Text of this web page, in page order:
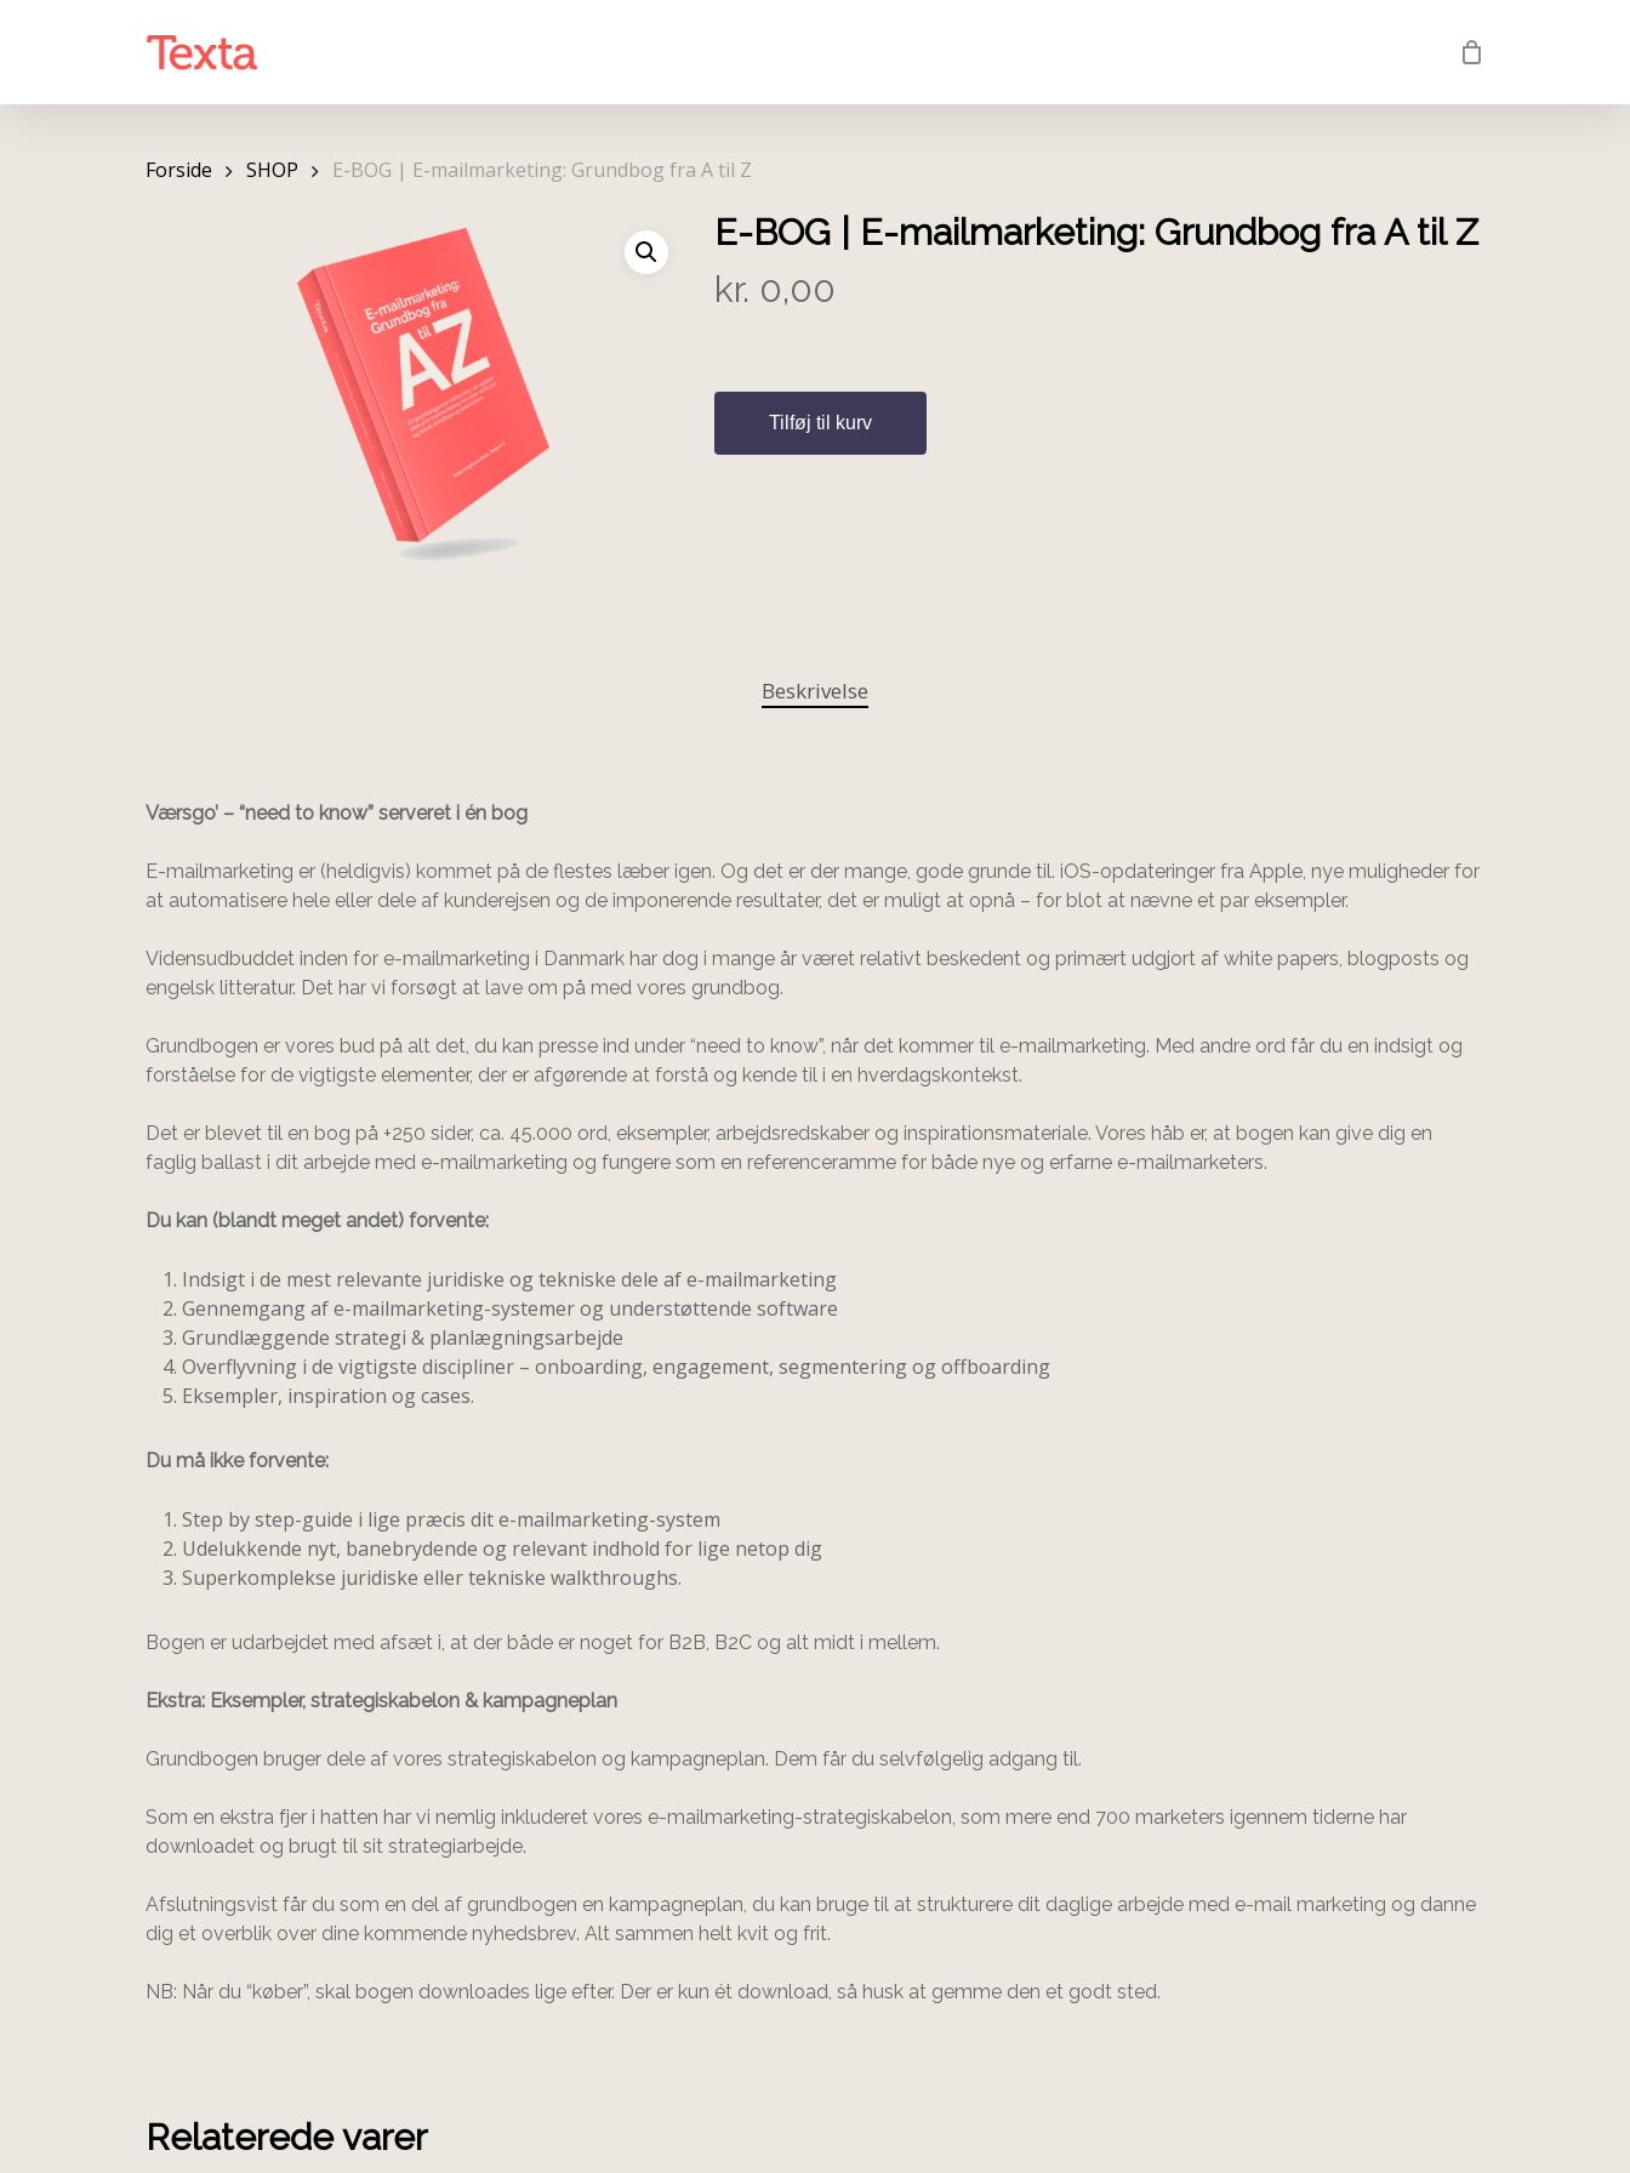
content
Forside SHOP E-BOG | E-mailmarketing: Grundbog fra A til Z
E-BOG | E-mailmarketing: Grundbog fra A til Z
kr. 0,00
Tilføj til kurv
Beskrivelse
Værsgo’ – “need to know” serveret i én bog
E-mailmarketing er (heldigvis) kommet på de flestes læber igen. Og det er der mange, gode grunde til. iOS-opdateringer fra Apple, nye muligheder for
at automatisere hele eller dele af kunderejsen og de imponerende resultater, det er muligt at opnå – for blot at nævne et par eksempler.
Vidensudbuddet inden for e-mailmarketing i Danmark har dog i mange år været relativt beskedent og primært udgjort af white papers, blogposts og
engelsk litteratur. Det har vi forsøgt at lave om på med vores grundbog.
Grundbogen er vores bud på alt det, du kan presse ind under “need to know”, når det kommer til e-mailmarketing. Med andre ord får du en indsigt og
forståelse for de vigtigste elementer, der er afgørende at forstå og kende til i en hverdagskontekst.
Det er blevet til en bog på +250 sider, ca. 45.000 ord, eksempler, arbejdsredskaber og inspirationsmateriale. Vores håb er, at bogen kan give dig en
faglig ballast i dit arbejde med e-mailmarketing og fungere som en referenceramme for både nye og erfarne e-mailmarketers.
Du kan (blandt meget andet) forvente:
Indsigt i de mest relevante juridiske og tekniske dele af e-mailmarketing
Gennemgang af e-mailmarketing-systemer og understøttende software
Grundlæggende strategi & planlægningsarbejde
Overflyvning i de vigtigste discipliner – onboarding, engagement, segmentering og offboarding
Eksempler, inspiration og cases.
Du må ikke forvente:
Step by step-guide i lige præcis dit e-mailmarketing-system
Udelukkende nyt, banebrydende og relevant indhold for lige netop dig
Superkomplekse juridiske eller tekniske walkthroughs.
Bogen er udarbejdet med afsæt i, at der både er noget for B2B, B2C og alt midt i mellem.
Ekstra: Eksempler, strategiskabelon & kampagneplan
Grundbogen bruger dele af vores strategiskabelon og kampagneplan. Dem får du selvfølgelig adgang til.
Som en ekstra fjer i hatten har vi nemlig inkluderet vores e-mailmarketing-strategiskabelon, som mere end 700 marketers igennem tiderne har
downloadet og brugt til sit strategiarbejde.
Afslutningsvist får du som en del af grundbogen en kampagneplan, du kan bruge til at strukturere dit daglige arbejde med e-mail marketing og danne
dig et overblik over dine kommende nyhedsbrev. Alt sammen helt kvit og frit.
NB: Når du “køber”, skal bogen downloades lige efter. Der er kun ét download, så husk at gemme den et godt sted.
Relaterede varer